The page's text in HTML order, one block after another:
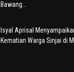
Bawang...
Isyal Aprisal
Kematian Warga Sinjai di